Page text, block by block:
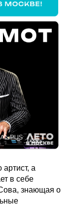
а
в себе
знающая о